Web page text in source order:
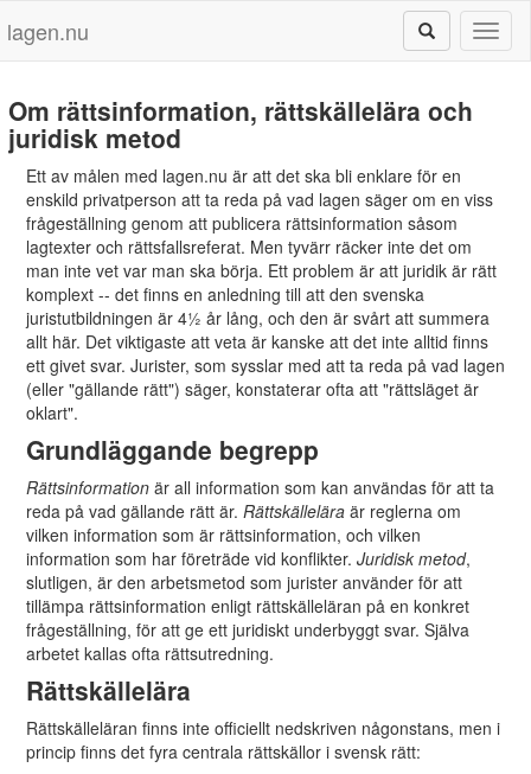
lagen.nu
Om rättsinformation, rättskällelära och
juridisk metod
Ett av målen med lagen.nu är att det ska bli enklare för en
enskild privatperson att ta reda på vad lagen säger om en viss
frågeställning genom att publicera rättsinformation såsom
lagtexter och rättsfallsreferat. Men tyvärr räcker inte det om
man inte vet var man ska börja. Ett problem är att juridik är rätt
komplext -- det finns en anledning till att den svenska
juristutbildningen är 4½ år lång, och den är svårt att summera
allt här. Det viktigaste att veta är kanske att det inte alltid finns
ett givet svar. Jurister, som sysslar med att ta reda på vad lagen
(eller "gällande rätt") säger, konstaterar ofta att "rättsläget är
oklart".
Grundläggande begrepp
Rättsinformation är all information som kan användas för att ta
reda på vad gällande rätt är. Rättskällelära är reglerna om
vilken information som är rättsinformation, och vilken
information som har företräde vid konflikter. Juridisk metod,
slutligen, är den arbetsmetod som jurister använder för att
tillämpa rättsinformation enligt rättskälleläran på en konkret
frågeställning, för att ge ett juridiskt underbyggt svar. Själva
arbetet kallas ofta rättsutredning.
Rättskällelära
Rättskälleläran finns inte officiellt nedskriven någonstans, men i
princip finns det fyra centrala rättskällor i svensk rätt: